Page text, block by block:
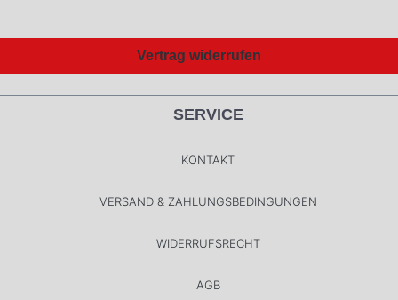
Vertrag widerrufen
SERVICE
KONTAKT
VERSAND & ZAHLUNGSBEDINGUNGEN
WIDERRUFSRECHT
AGB